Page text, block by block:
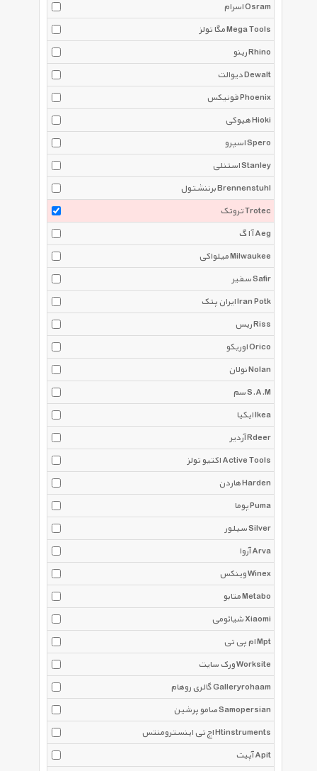
اسرام Osram
مگا تولز Mega Tools
رینو Rhino
دیوالت Dewalt
فونیکس Phoenix
هیوکی Hioki
اسپرو Spero
استنلی Stanley
برننشتول Brennenstuhl
تروتک Trotec
آ ا گ Aeg
میلواکی Milwaukee
سفیر Safir
ایران پتک Iran Potk
ریس Riss
اوریکو Orico
نولان Nolan
سم S.A.M
ایکیا Ikea
آردیر Rdeer
اکتیو تولز Active Tools
هاردن Harden
پوما Puma
سیلور Silver
آروا Arva
وینکس Winex
متابو Metabo
شیائومی Xiaomi
ام پی تی Mpt
ورک سایت Worksite
گالری روهام Galleryrohaam
صامو پرشین Samopersian
اچ تی اینسترومنتس Htinstruments
آپیت Apit